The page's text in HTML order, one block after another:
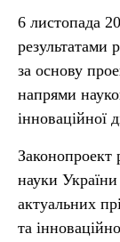
6 листопада
результатами
за основу
напрями
інноваційної
Законопроект
науки
актуальних
та